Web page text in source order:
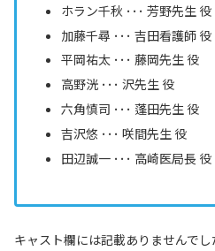
ホラン千秋 ･･･ 芳野先生 役
加藤千尋 ･･･ 吉田看護師 役
平岡祐太 ･･･ 藤岡先生 役
高野洸 ･･･ 沢先生 役
六角慎司 ･･･ 蓬田先生 役
吉沢悠 ･･･ 咲間先生 役
田辺誠一 ･･･ 高崎医局長 役
キャスト欄には記載ありませんで